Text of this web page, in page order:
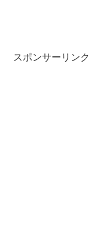
スポンサーリンク